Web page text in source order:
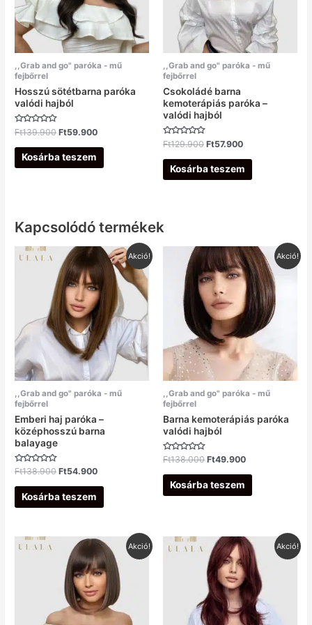
,,Grab and go" paróka - mű
fejbőrrel
Hosszú sötétbarna paróka
valódi hajból
Értékelés:
0
/
Ft139.900 Ft59.900
Kosárba teszem
,,Grab and go" paróka - mű
fejbőrrel
Csokoládé barna
kemoterápiás paróka –
valódi hajból
Értékelés:
0
/
Ft129.900 Ft57.900
Kosárba teszem
Kapcsolódó termékek
Akció!
,,Grab and go" paróka - mű
fejbőrrel
Emberi haj paróka –
középhosszú barna
balayage
Értékelés:
/
Ft138.900
Original
price
was:
Ft138.900.
Ft54.900
Current
price
is:
Ft54.900.
Kosárba teszem
Akció!
,,Grab and go" paróka - mű
fejbőrrel
Barna kemoterápiás paróka
valódi hajból
Értékelés:
/
Ft138.000
Original
price
was:
Ft138.000.
Ft49.900
Current
price
is:
Ft49.900.
Kosárba teszem
Akció!
Original
price
was:
Ft99.900.
Current
price
is:
Ft46.900.
Akció!
Original
price
was:
Ft149.900.
Current
price
is:
Ft59.900.